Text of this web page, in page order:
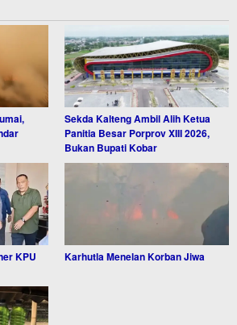
Sekda Kalteng Ambil Alih Ketua
Panitia Besar Porprov XIII 2026,
Bukan Bupati Kobar
KPU
Karhutla Menelan Korban Jiwa